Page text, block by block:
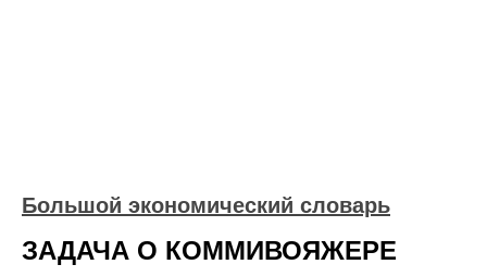
Большой экономический словарь
ЗАДАЧА О КОММИВОЯЖЕРЕ